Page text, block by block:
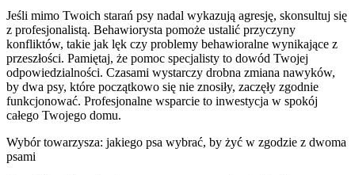
Jeśli mimo Twoich starań psy nadal wykazują agresję, skonsultuj się
z profesjonalistą. Behawiorysta pomoże ustalić przyczyny
konfliktów, takie jak lęk czy problemy behawioralne wynikające z
przeszłości. Pamiętaj, że pomoc specjalisty to dowód Twojej
odpowiedzialności. Czasami wystarczy drobna zmiana nawyków,
by dwa psy, które początkowo się nie znosiły, zaczęły zgodnie
funkcjonować. Profesjonalne wsparcie to inwestycja w spokój
całego Twojego domu.
Wybór towarzysza: jakiego psa wybrać, by żyć w zgodzie z dwoma
psami